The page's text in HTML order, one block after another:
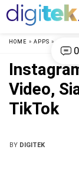
HOME » APPS »
Video,
TikTok
BY DIGITEK
0